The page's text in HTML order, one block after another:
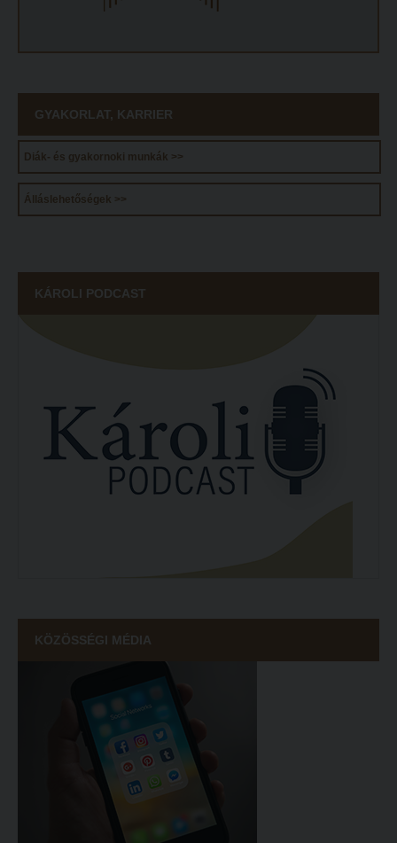
GYAKORLAT, KARRIER
Diák- és gyakornoki munkák >>
Álláslehetőségek >>
KÁROLI PODCAST
KÖZÖSSÉGI MÉDIA